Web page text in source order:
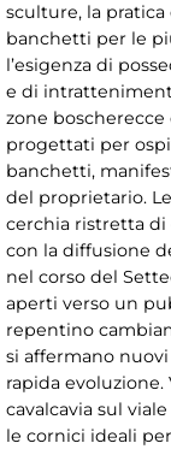
sculture, la
banchetti per le
l’esigenza di
e di
zone
progettati per
banchetti,
del proprietario.
cerchia ristretta di
con la diffusione
nel corso del
aperti verso un
repentino
si affermano
rapida
cavalcavia sul
le cornici ideali